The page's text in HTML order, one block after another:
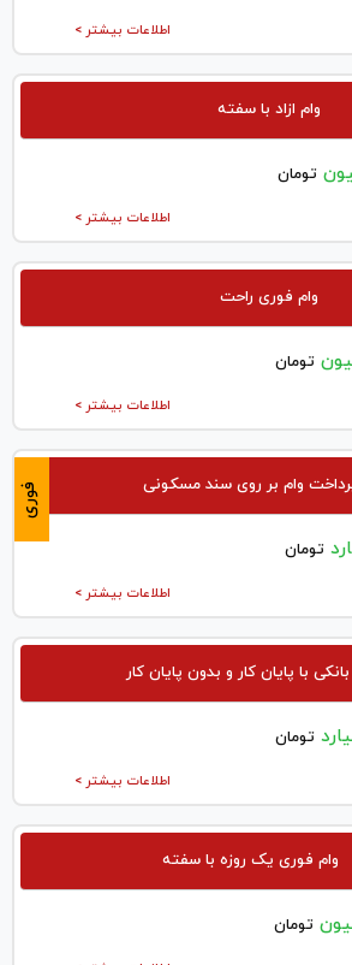
اطلاعات بیشتر >
وام ازاد با سفته
تومان
اطلاعات بیشتر >
وام فوری راحت
تومان
اطلاعات بیشتر >
فوری وام بر روی سند مسکونی
تومان
اطلاعات بیشتر >
با پایان کار و بدون پایان کار
تومان
اطلاعات بیشتر >
وام فوری یک روزه با سفته
تومان